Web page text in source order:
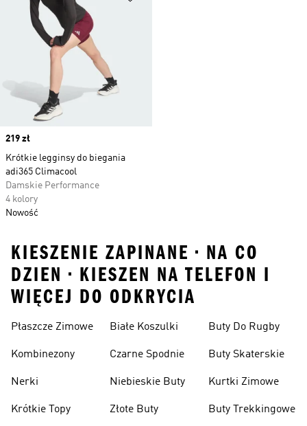
Price
219 zł
Krótkie legginsy do biegania
adi365 Climacool
Damskie Performance
4 kolory
Nowość
KIESZENIE ZAPINANE • NA CO
DZIEN • KIESZEN NA TELEFON I
WIĘCEJ DO ODKRYCIA
Płaszcze Zimowe
Kombinezony
Nerki
Krótkie Topy
Białe Koszulki
Czarne Spodnie
Niebieskie Buty
Złote Buty
Buty Do Rugby
Buty Skaterskie
Kurtki Zimowe
Buty Trekkingowe